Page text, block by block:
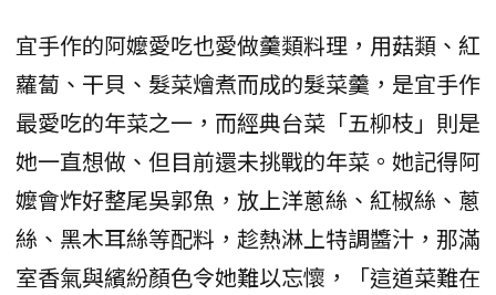
宜手作的阿嬤愛吃也愛做羹類料理，用菇類、紅
蘿蔔、干貝、髮菜燴煮而成的髮菜羹，是宜手作
最愛吃的年菜之一，而經典台菜「五柳枝」則是
她一直想做、但目前還未挑戰的年菜。她記得阿
嬤會炸好整尾吳郭魚，放上洋蔥絲、紅椒絲、蔥
絲、黑木耳絲等配料，趁熱淋上特調醬汁，那滿
室香氣與繽紛顏色令她難以忘懷，「這道菜難在